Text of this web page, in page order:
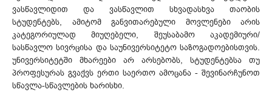
ვასწავლიდით და ვასწავლით სხვადასხვა თაობის
სტუდენტებს, ამიტომ განვითარებული მოვლენები არის
კატეგორიულად მიუღებელი, შეუსაბამო აკადემიური/
სასწავლო სივრცისა და საუნივერსიტეტო საზოგადოებისთვის.
უნივერსიტეტში მხარეები არ არსებობს, სტუდენტებსა თუ
პროფესურას გვაქვს ერთი საერთო ამოცანა - შევინარჩუნოთ
სწავლა-სწავლების ხარისხი.